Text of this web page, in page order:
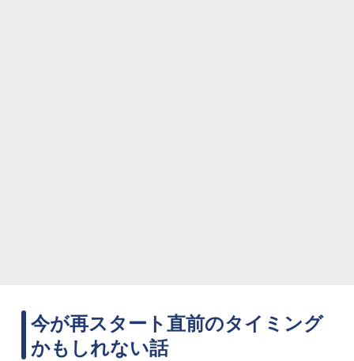
今が再スタート直前のタイミング
かもしれない話